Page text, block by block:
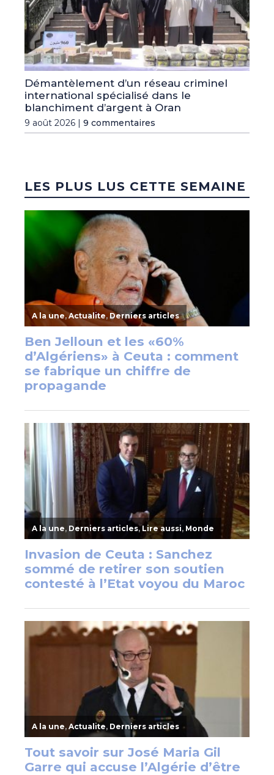
Démantèlement d’un réseau criminel
international spécialisé dans le
blanchiment d’argent à Oran
9 août 2026 | 9 commentaires
LES PLUS LUS CETTE SEMAINE